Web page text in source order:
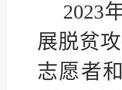
2023
展脱贫
志愿者